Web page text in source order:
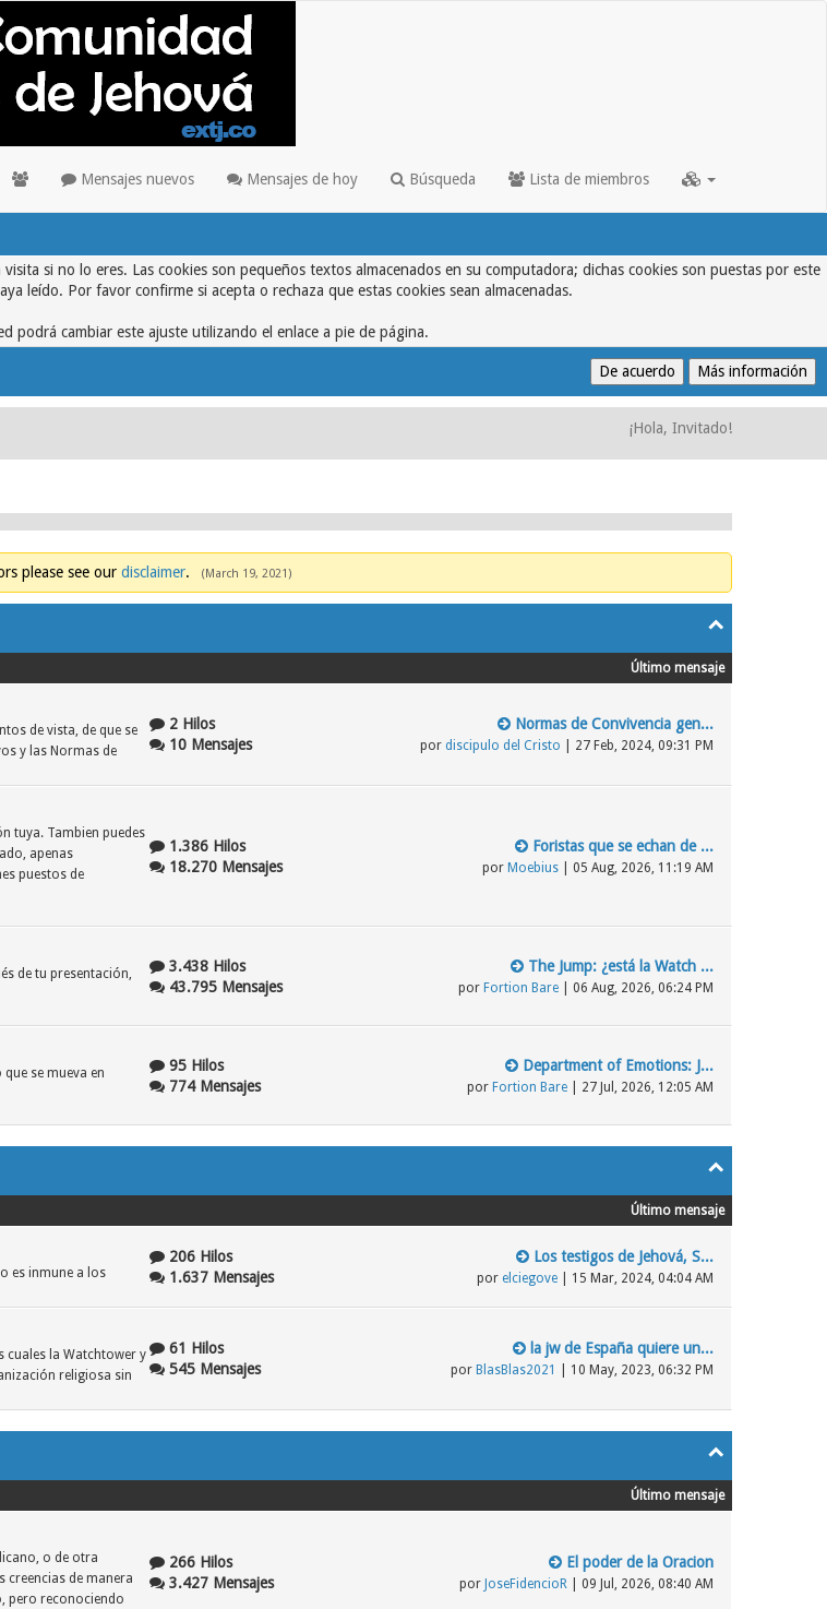
Mensajes nuevos Mensajes de hoy Búsqueda Lista de miembros
si no lo eres. Las cookies son pequeños textos almacenados en su computadora; dichas cookies son puestas por este
leído. Por favor confirme si acepta o rechaza que estas cookies sean almacenadas.
podrá cambiar este ajuste utilizando el enlace a pie de página.
¡Hola, Invitado!
please see our disclaimer. (March 19, 2021)
Último mensaje
de vista, de que se
y las Normas de
2 Hilos
10 Mensajes
Normas de Convivencia gen...
pordiscipulo del Cristo | 27 Feb, 2024, 09:31 PM
tuya. Tambien puedes
apenas
puestos de
1.386 Hilos
18.270 Mensajes
Foristas que se echan de ...
porMoebius | 05 Aug, 2026, 11:19 AM
de tu presentación,
3.438 Hilos
43.795 Mensajes
The Jump: ¿está la Watch ...
porFortion Bare | 06 Aug, 2026, 06:24 PM
se mueva en
95 Hilos
774 Mensajes
Department of Emotions: J...
porFortion Bare | 27 Jul, 2026, 12:05 AM
Último mensaje
es inmune a los
206 Hilos
1.637 Mensajes
Los testigos de Jehová, S...
por elciegove | 15 Mar, 2024, 04:04 AM
cuales la Watchtower y
religiosa sin
61 Hilos
545 Mensajes
la jw de España quiere un...
por BlasBlas2021 | 10 May, 2023, 06:32 PM
Último mensaje
o de otra
de manera
pero reconociendo
266 Hilos
3.427 Mensajes
El poder de la Oracion
porJoseFidencioR | 09 Jul, 2026, 08:40 AM